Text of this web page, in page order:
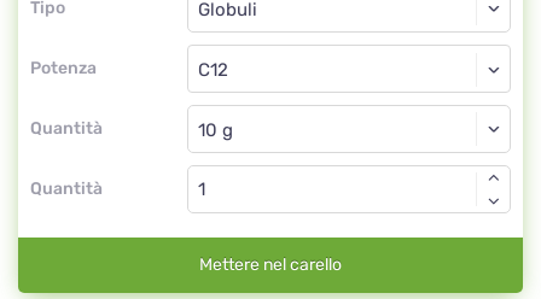
Tipo
Potenza
Globuli
C12
Quantità
Globuli
Quantità
Mettere nel carello